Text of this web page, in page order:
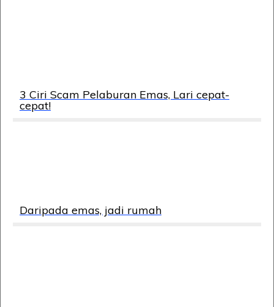
3 Ciri Scam Pelaburan Emas, Lari cepat-
cepat!
Daripada emas, jadi rumah